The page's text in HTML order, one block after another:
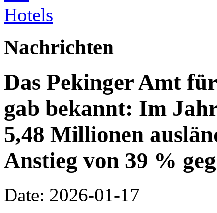
Nachrichten
Das Pekinger Amt
gab bekannt: Im
5,48 Millionen
Anstieg von 39 %
Date: 2026-01-17